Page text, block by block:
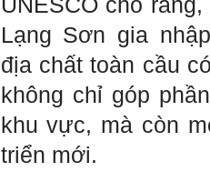
UNESCO cho
Lạng Sơn gia
địa chất toàn cầu
không chỉ góp
khu vực, mà còn
triển mới.